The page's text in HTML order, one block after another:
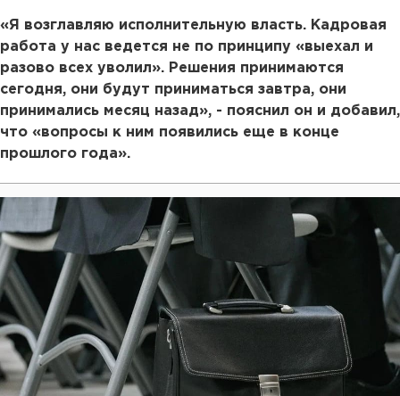
«Я возглавляю исполнительную власть. Кадровая
работа у нас ведется не по принципу «выехал и
разово всех уволил». Решения принимаются
сегодня, они будут приниматься завтра, они
принимались месяц назад», - пояснил он и добавил,
что «вопросы к ним появились еще в конце
прошлого года».